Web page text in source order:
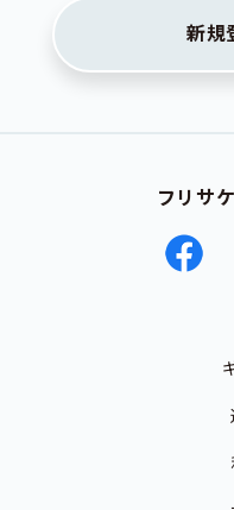
新規
フリサ